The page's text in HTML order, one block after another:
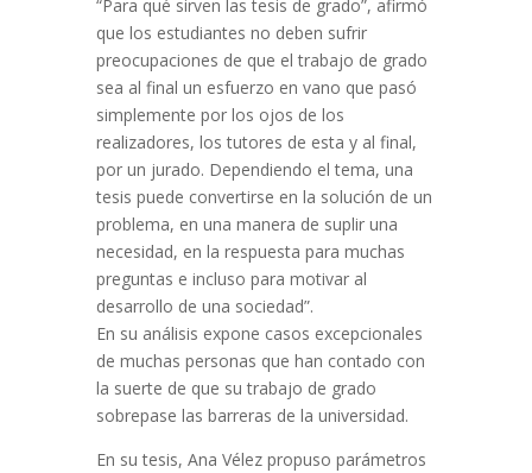
“Para qué sirven las tesis de grado”, afirmó
que los estudiantes no deben sufrir
preocupaciones de que el trabajo de grado
sea al final un esfuerzo en vano que pasó
simplemente por los ojos de los
realizadores, los tutores de esta y al final,
por un jurado. Dependiendo el tema, una
tesis puede convertirse en la solución de un
problema, en una manera de suplir una
necesidad, en la respuesta para muchas
preguntas e incluso para motivar al
desarrollo de una sociedad”.
En su análisis expone casos excepcionales
de muchas personas que han contado con
la suerte de que su trabajo de grado
sobrepase las barreras de la universidad.
En su tesis, Ana Vélez propuso parámetros